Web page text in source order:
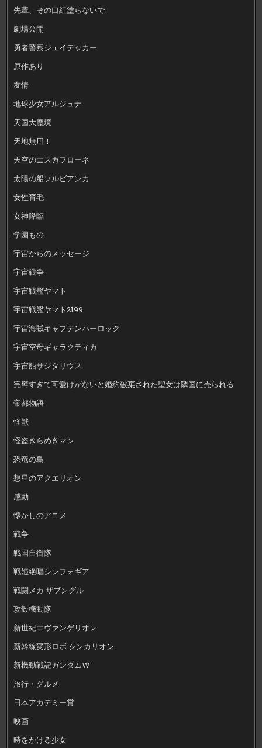
先輩、その口紅塗らないで
劇場公開
勇者警察ジェイデッカー
原作あり
友情
地球少女アルジュナ
天国大魔境
天地無用！
天空のエスカフローネ
太陽の船ソルビアンカ
女性育毛
女神降臨
学園もの
宇宙からのメッセージ
宇宙戦争
宇宙戦艦ヤマト
宇宙戦艦ヤマト2199
宇宙海賊キャプテンハーロック
宇宙空母ギャラクティカ
宇宙船サジタリウス
完璧すぎて可愛げがないと婚約破棄された聖女は隣国に売られる
帝都物語
怪獣
怪盗きらめきマン
恐竜の島
想星のアクエリオン
感動
懐かしのアニメ
戦争
戦国自衛隊
戦姫絶唱シンフォギア
戦闘メカ ザブングル
攻殻機動隊
新世紀エヴァンゲリオン
新幹線変形ロボ シンカリオン
新機動戦記ガンダムW
旅行・グルメ
日本アカデミー賞
映画
時をかける少女